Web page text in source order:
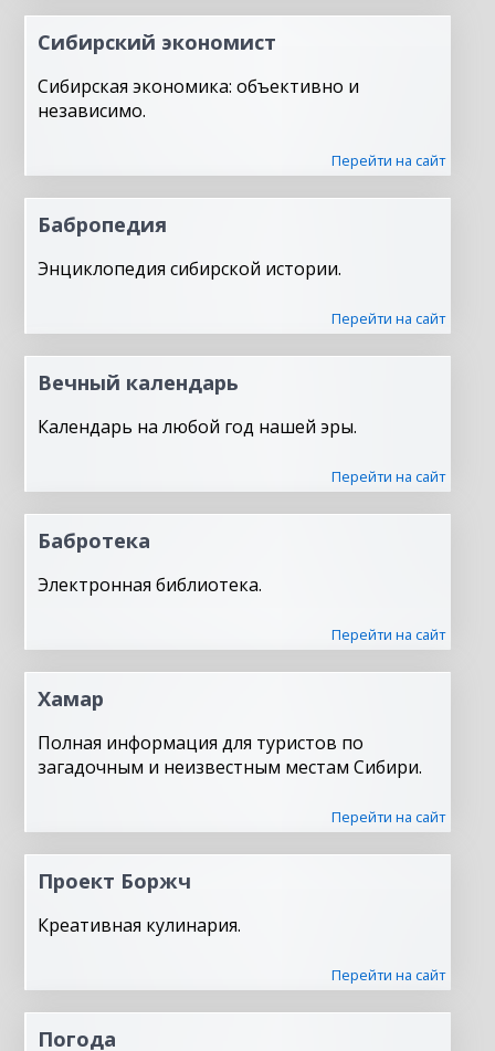
Сибирский экономист
Сибирская экономика: объективно и
независимо.
Перейти на сайт
Бабропедия
Энциклопедия сибирской истории.
Перейти на сайт
Вечный календарь
Календарь на любой год нашей эры.
Перейти на сайт
Бабротека
Электронная библиотека.
Перейти на сайт
Хамар
Полная информация для туристов по
загадочным и неизвестным местам Сибири.
Перейти на сайт
Проект Боржч
Креативная кулинария.
Перейти на сайт
Погода